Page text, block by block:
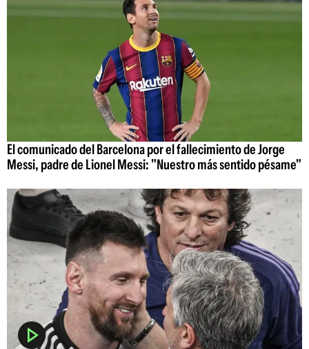
El comunicado del Barcelona por el fallecimiento de Jorge
Messi, padre de Lionel Messi: "Nuestro más sentido pésame"